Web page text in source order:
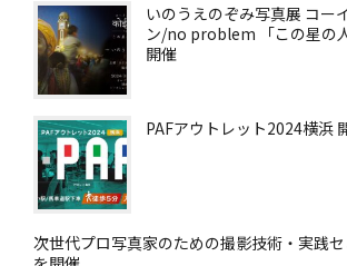
いのうえのぞみ写真展 コー
ン/no problem 「この星の
開催
PAFアウトレット2024横浜
次世代プロ写真家のための撮影技術・実践